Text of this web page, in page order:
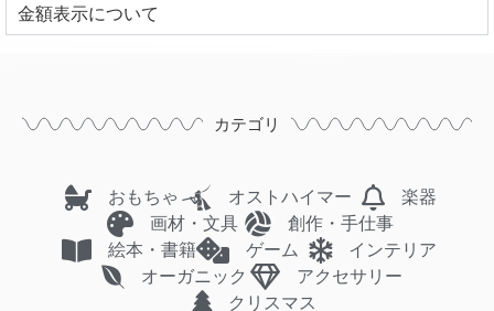
⾦額表⽰について
カテゴリ
おもちゃ オストハイマー
楽器
画材・文具
創作・手仕事
絵本・書籍
ゲーム
インテリア
オーガニック
アクセサリー
クリスマス